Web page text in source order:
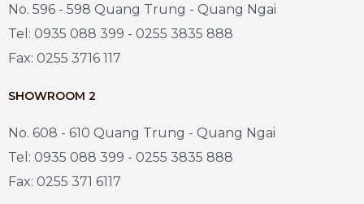
No. 596 - 598 Quang Trung - Quang Ngai
Tel: 0935 088 399 - 0255 3835 888
Fax: 0255 3716 117
SHOWROOM 2
No. 608 - 610 Quang Trung - Quang Ngai
Tel: 0935 088 399 - 0255 3835 888
Fax: 0255 371 6117